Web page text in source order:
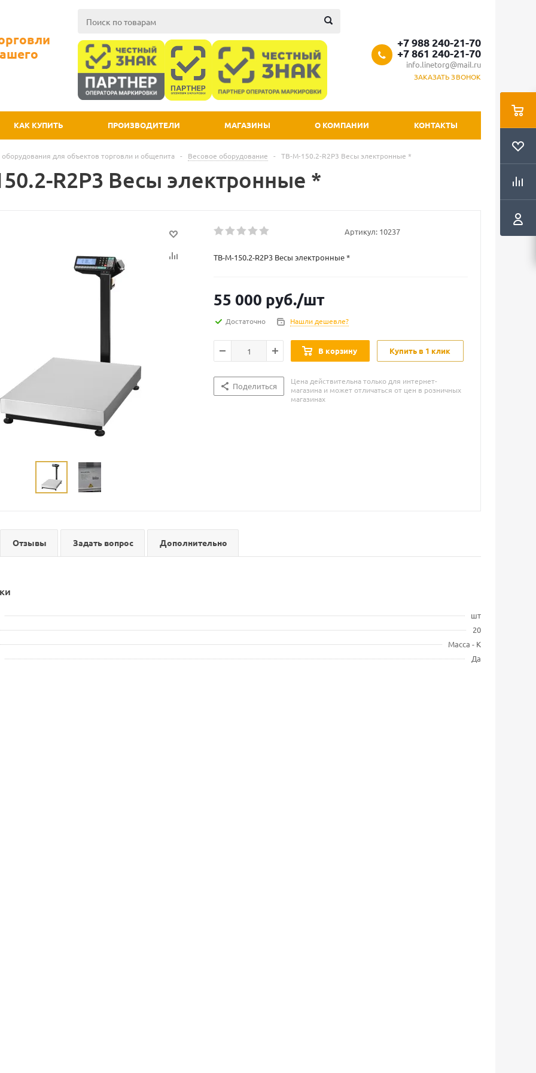
+7 988 240-21-70
+7 861 240-21-70
info.linetorg@mail.ru
ЗАКАЗАТЬ ЗВОНОК
КАК КУПИТЬ ПРОИЗВОДИТЕЛИ МАГАЗИНЫ О КОМПАНИИ КОНТАКТЫ
оборудования для объектов торговли и общепита - Весовое оборудование - TB-M-150.2-R2P3 Весы электронные *
R2P3 Весы электронные *
Артикул: 10237
TB-M-150.2-R2P3 Весы электронные *
55 000 руб./шт
Достаточно Нашли дешевле?
В корзину Купить в 1 клик
Поделиться
Цена действительна только для интернет-
магазина и может отличаться от цен в розничных
магазинах
Отзывы Задать вопрос Дополнительно
шт
20
Масса - К
Да